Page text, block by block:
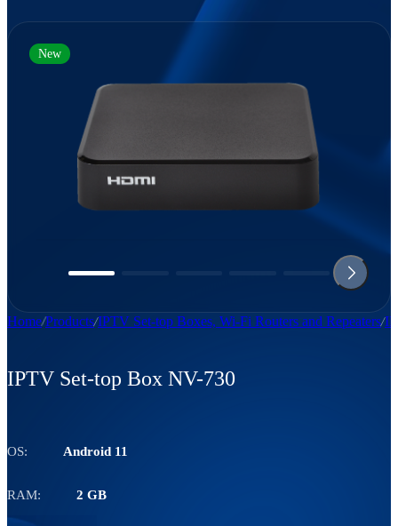
Home Products IPTV Set-top Boxes, Wi-Fi Routers and Repeaters
IPTV Set-top Box NV-730
OS: Android 11
RAM: 2 GB
New